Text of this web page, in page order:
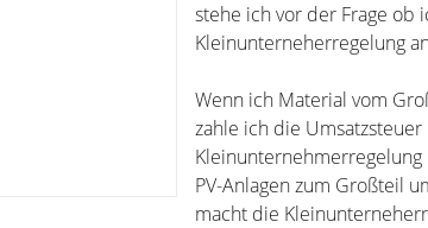
stehe ich vor der Frage ob
Kleinunterneherregelung
Wenn ich Material vom
zahle ich die
PV-Anlagen zum Großteil
macht die